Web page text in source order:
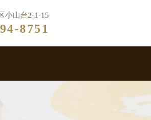
小山台2-1-15
8751